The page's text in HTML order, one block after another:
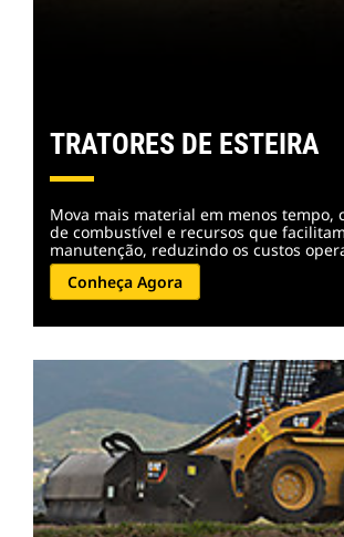
TRATORES DE ESTEIRA
Mova mais material em menos tempo,
de combustível e recursos que
manutenção, reduzindo os custos
Conheça Agora